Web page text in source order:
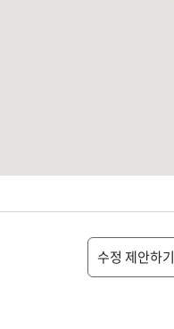
수정 제안하기